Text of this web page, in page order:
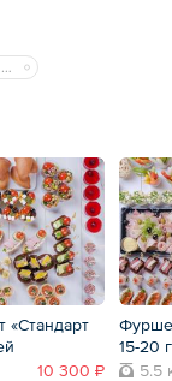
Канапе для фуршета
«Стандарт
10 300 ₽
15-20
5.5